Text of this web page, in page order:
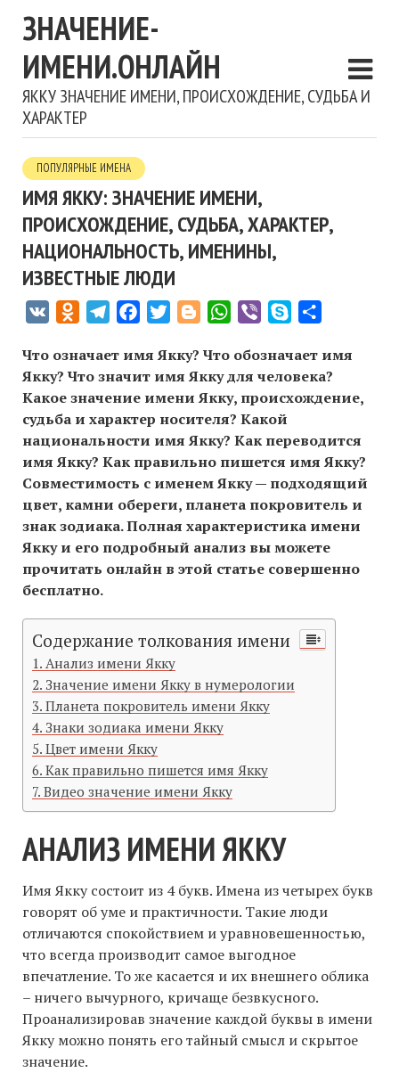
ЗНАЧЕНИЕ-
ИМЕНИ.ОНЛАЙН
ЯККУ ЗНАЧЕНИЕ ИМЕНИ, ПРОИСХОЖДЕНИЕ, СУДЬБА И
ХАРАКТЕР
ПОПУЛЯРНЫЕ ИМЕНА
ИМЯ ЯККУ: ЗНАЧЕНИЕ ИМЕНИ,
ПРОИСХОЖДЕНИЕ, СУДЬБА, ХАРАКТЕР,
НАЦИОНАЛЬНОСТЬ, ИМЕНИНЫ,
ИЗВЕСТНЫЕ ЛЮДИ
VK Odnoklassniki
TelegramFacebookTwitterBloggerWhatsApp
Viber Skype
Что означает имя Якку? Что обозначает имя
Якку? Что значит имя Якку для человека?
Какое значение имени Якку, происхождение,
судьба и характер носителя? Какой
национальности имя Якку? Как переводится
имя Якку? Как правильно пишется имя Якку?
Совместимость c именем Якку — подходящий
цвет, камни обереги, планета покровитель и
знак зодиака. Полная характеристика имени
Якку и его подробный анализ вы можете
прочитать онлайн в этой статье совершенно
бесплатно.
Содержание толкования имени
Анализ имени Якку
Значение имени Якку в нумерологии
Планета покровитель имени Якку
Знаки зодиака имени Якку
Цвет имени Якку
Как правильно пишется имя Якку
Видео значение имени Якку
АНАЛИЗ ИМЕНИ ЯККУ
Имя Якку состоит из 4 букв. Имена из четырех букв
говорят об уме и практичности. Такие люди
отличаются спокойствием и уравновешенностью,
что всегда производит самое выгодное
впечатление. То же касается и их внешнего облика
– ничего вычурного, кричаще безвкусного.
Проанализировав значение каждой буквы в имени
Якку можно понять его тайный смысл и скрытое
значение.